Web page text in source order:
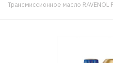
Трансмиссионное масло RAVENOL